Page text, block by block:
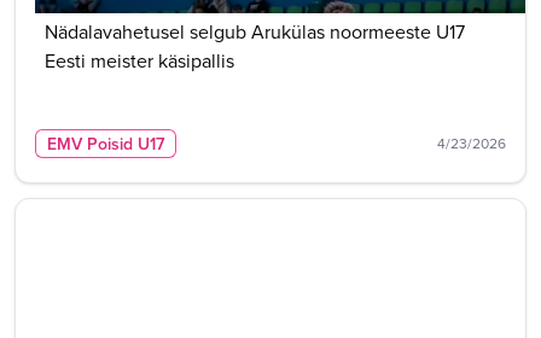
Nädalavahetusel selgub Arukülas noormeeste U17
Eesti meister käsipallis
EMV Poisid U17 4/23/2026